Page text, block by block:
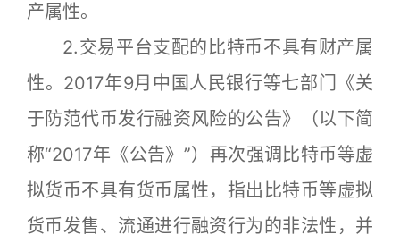
产属性。
2.交易平台支配的比特币不具有财产属
性。2017年9月中国人民银行等七部门《关
于防范代币发行融资风险的公告》（以下简
称“2017年《公告》”）再次强调比特币等虚
拟货币不具有货币属性，指出比特币等虚拟
货币发售、流通进行融资行为的非法性，并